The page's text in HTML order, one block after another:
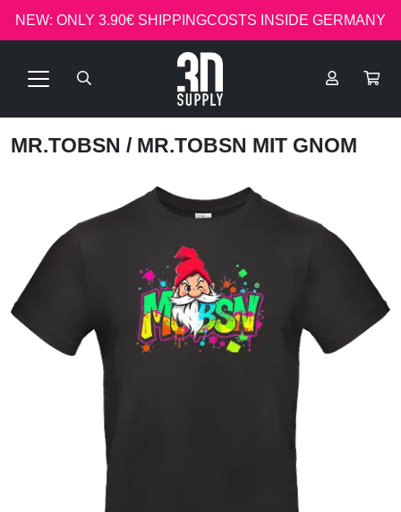
NEW: ONLY 3.90€ SHIPPINGCOSTS INSIDE GERMANY
MR.TOBSN / MR.TOBSN MIT GNOM